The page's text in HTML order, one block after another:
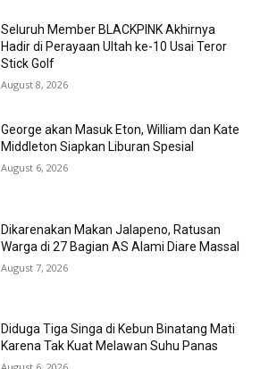
Seluruh Member BLACKPINK Akhirnya
Hadir di Perayaan Ultah ke-10 Usai Teror
Stick Golf
August 8, 2026
George akan Masuk Eton, William dan Kate
Middleton Siapkan Liburan Spesial
August 6, 2026
Dikarenakan Makan Jalapeno, Ratusan
Warga di 27 Bagian AS Alami Diare Massal
August 7, 2026
Diduga Tiga Singa di Kebun Binatang Mati
Karena Tak Kuat Melawan Suhu Panas